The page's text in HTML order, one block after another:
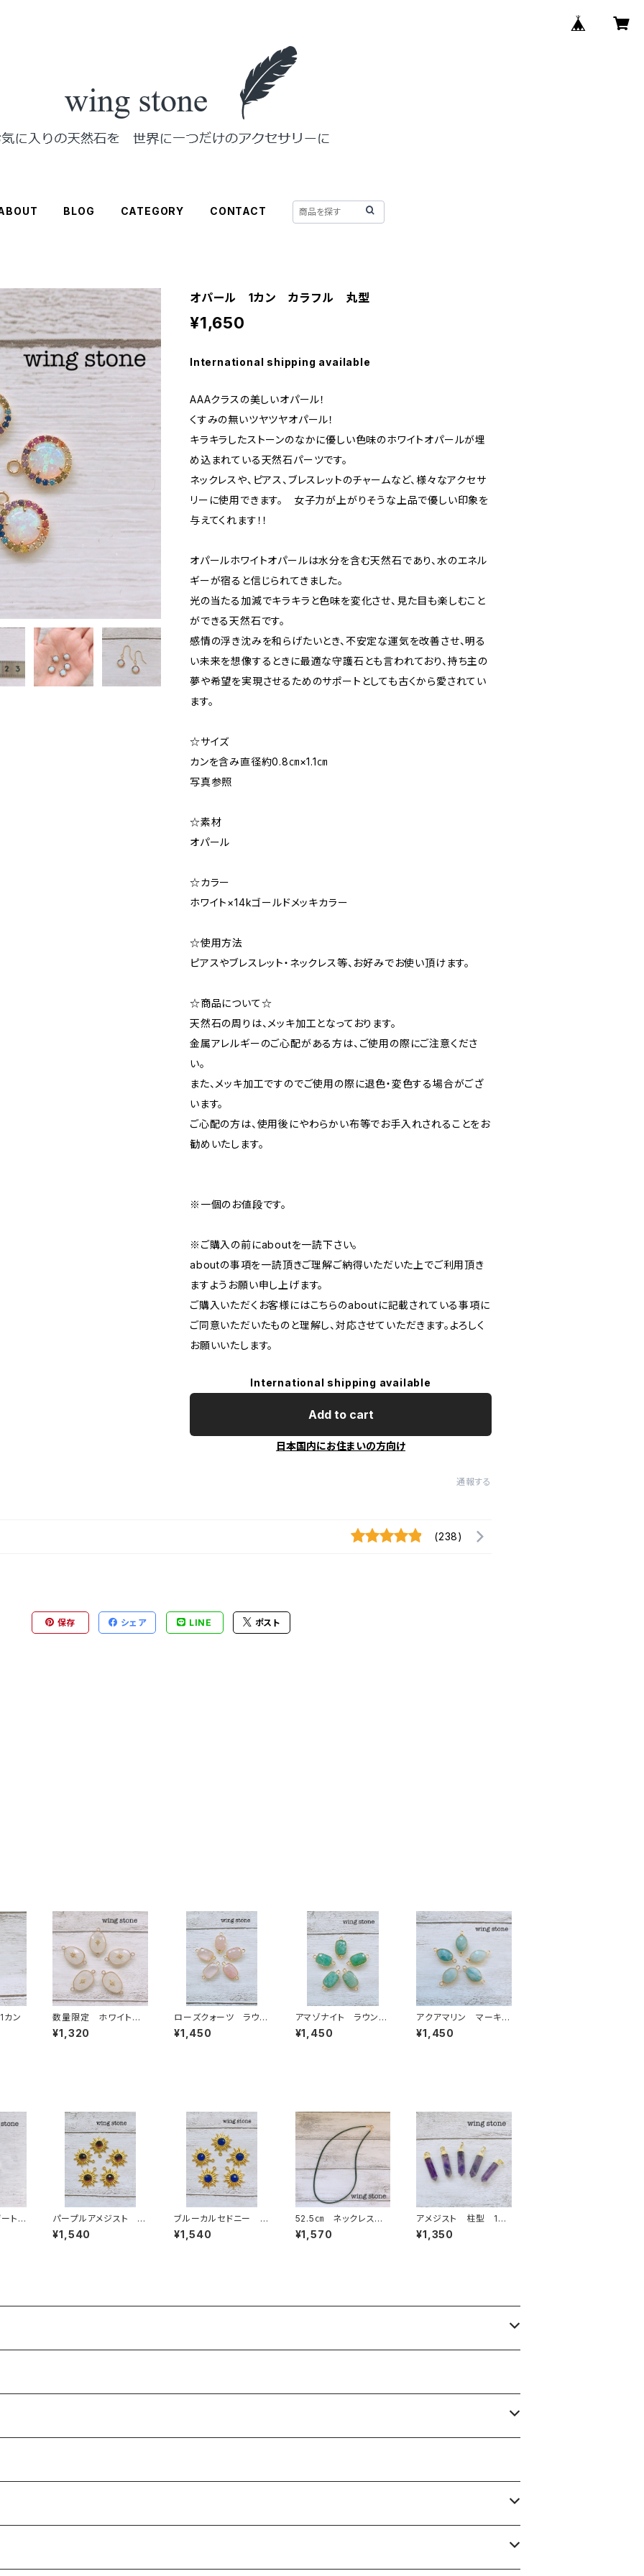
BLOG CATEGORY CONTACT
オパール 1カン カラフル 丸型
¥1,650
International shipping available
AAAクラスの美しいオパール！
くすみの無いツヤツヤオパール！
キラキラしたストーンのなかに優しい色味のホワイトオパールが埋
め込まれている天然石パーツです。
ネックレスや、ピアス、ブレスレットのチャームなど、様々なアクセサ
リーに使用できます。 女子力が上がりそうな上品で優しい印象を
与えてくれます！！
オパールホワイトオパールは水分を含む天然石であり、水のエネル
ギーが宿ると信じられてきました。
光の当たる加減でキラキラと色味を変化させ、見た目も楽しむこと
ができる天然石です。
感情の浮き沈みを和らげたいとき、不安定な運気を改善させ、明る
い未来を想像するときに最適な守護石とも言われており、持ち主の
夢や希望を実現させるためのサポートとしても古くから愛されてい
ます。
☆サイズ
カンを含み直径約0.8㎝×1.1㎝
写真参照
☆素材
オパール
☆カラー
ホワイト×14kゴールドメッキカラー
☆使用方法
ピアスやブレスレット・ネックレス等、お好みでお使い頂けます。
☆商品について☆
天然石の周りは、メッキ加工となっております。
金属アレルギーのご心配がある方は、ご使用の際にご注意くださ
い。
また、メッキ加工ですのでご使用の際に退色・変色する場合がござ
います。
ご心配の方は、使用後にやわらかい布等でお手入れされることをお
勧めいたします。
※一個のお値段です。
※ご購入の前にaboutを一読下さい。
aboutの事項を一読頂きご理解ご納得いただいた上でご利用頂き
ますようお願い申し上げます。
ご購入いただくお客様にはこちらのaboutに記載されている事項に
ご同意いただいたものと理解し、対応させていただきます。よろしく
お願いいたします。
International shipping available
Add to cart
日本国内にお住まいの方向け
通報する
(238)
保存 シェア LINE ポスト
ン
数量限定 ホワイトク
オーツ ワンポイント付
き 2カン
¥1,320
ローズクォーツ ラウン
ド型 2カン
¥1,450
アマゾナイト ラウンド
型 2カン
¥1,450
アクアマリン マーキス
型 2カン
¥1,450
ト
パープルアメジスト S
UN 1カン
¥1,540
ブルーカルセドニー S
UN 1カン
¥1,540
52.5㎝ ネックレス
レザー紐 ブラック
¥1,570
アメジスト 柱型 1カ
ン
¥1,350